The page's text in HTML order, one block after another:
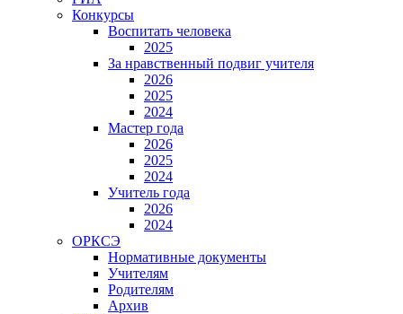
Конкурсы
Воспитать человека
2025
За нравственный подвиг учителя
2026
2025
2024
Мастер года
2026
2025
2024
Учитель года
2026
2024
ОРКСЭ
Нормативные документы
Учителям
Родителям
Архив